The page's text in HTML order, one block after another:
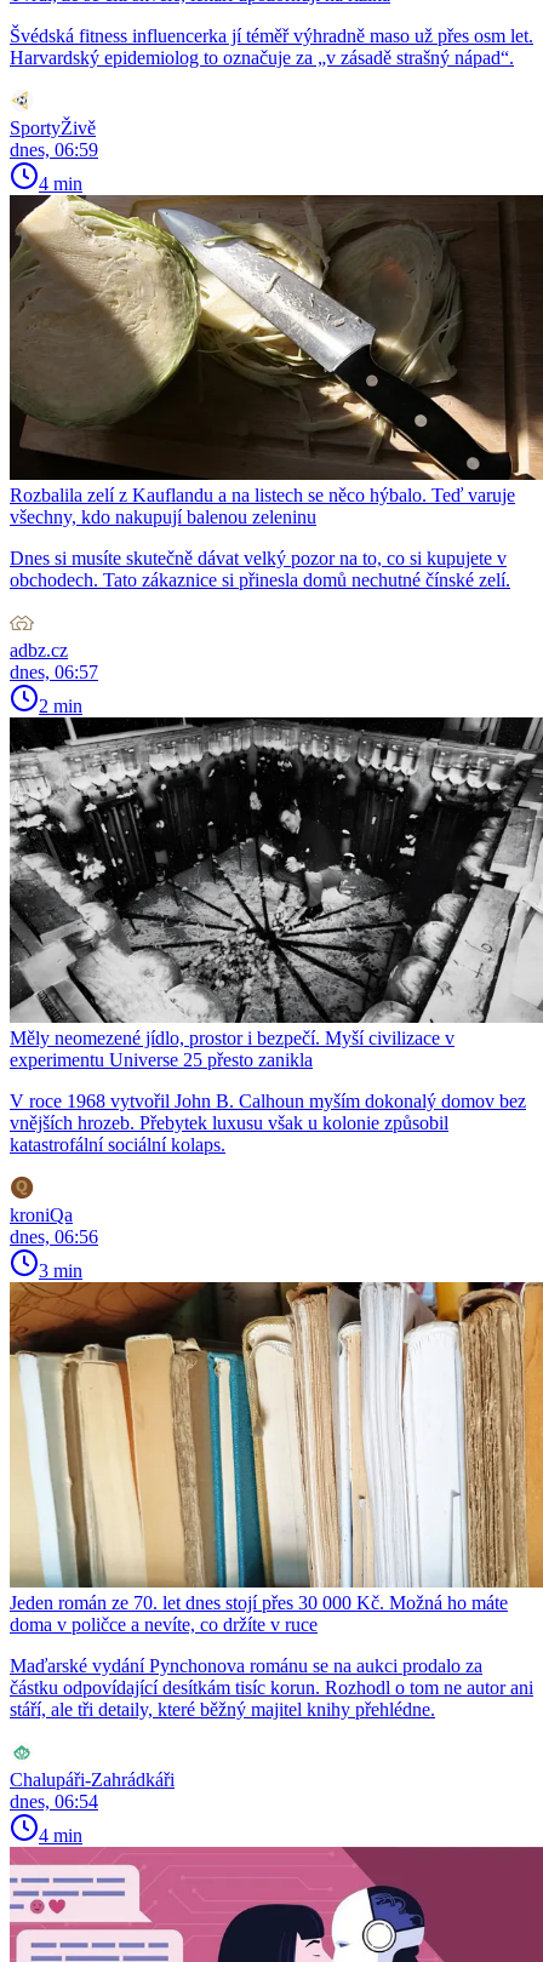
Švédská fitness influencerka jí téměř výhradně maso už přes osm let.
Harvardský epidemiolog to označuje za „v zásadě strašný nápad“.
SportyŽivě
dnes, 06:59
4 min
Rozbalila zelí z Kauflandu a na listech se něco hýbalo. Teď varuje
všechny, kdo nakupují balenou zeleninu
Dnes si musíte skutečně dávat velký pozor na to, co si kupujete v
obchodech. Tato zákaznice si přinesla domů nechutné čínské zelí.
adbz.cz
dnes, 06:57
2 min
Měly neomezené jídlo, prostor i bezpečí. Myší civilizace v
experimentu Universe 25 přesto zanikla
V roce 1968 vytvořil John B. Calhoun myším dokonalý domov bez
vnějších hrozeb. Přebytek luxusu však u kolonie způsobil
katastrofální sociální kolaps.
kroniQa
dnes, 06:56
3 min
Jeden román ze 70. let dnes stojí přes 30 000 Kč. Možná ho máte
doma v poličce a nevíte, co držíte v ruce
Maďarské vydání Pynchonova románu se na aukci prodalo za
částku odpovídající desítkám tisíc korun. Rozhodl o tom ne autor ani
stáří, ale tři detaily, které běžný majitel knihy přehlédne.
Chalupáři-Zahrádkáři
dnes, 06:54
4 min